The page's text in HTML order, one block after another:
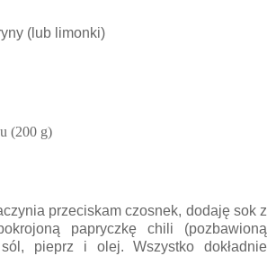
(lub limonki)
(200 g)
przeciskam czosnek, dodaję sok z
papryczkę chili (pozbawioną
pieprz i olej. Wszystko dokładnie